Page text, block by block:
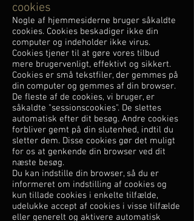
cookies
Nogle af hjemmesiderne bruger såkaldte
cookies. Cookies beskadiger ikke din
computer og indeholder ikke virus.
Cookies tjener til at gøre vores tilbud
mere brugervenligt, effektivt og sikkert.
Cookies er små tekstfiler, der gemmes på
din computer og gemmes af din browser.
De fleste af de cookies, vi bruger, er
såkaldte "sessionscookies". De slettes
automatisk efter dit besøg. Andre cookies
forbliver gemt på din slutenhed, indtil du
sletter dem. Disse cookies gør det muligt
for os at genkende din browser ved dit
næste besøg.
Du kan indstille din browser, så du er
informeret om indstilling af cookies og
kun tillade cookies i enkelte tilfælde,
udelukke accept af cookies i visse tilfælde
eller generelt og aktivere automatisk